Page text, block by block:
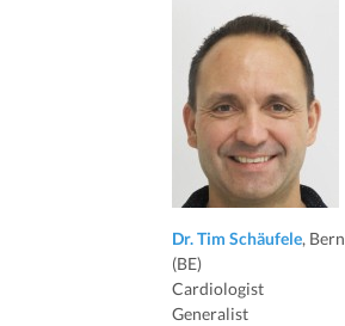
Dr. Tim Schäufele, Bern
(BE)
Cardiologist
Generalist